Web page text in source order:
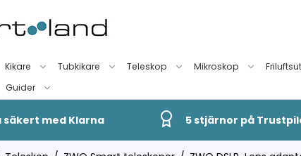
Kikare Tubkikare Teleskop Mikroskop
Guider
säkert med Klarna 5 stjärnor på